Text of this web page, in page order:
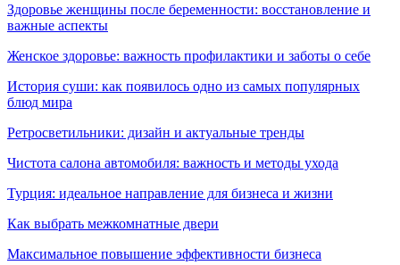
Здоровье женщины после беременности: восстановление и
важные аспекты
Женское здоровье: важность профилактики и заботы о себе
История суши: как появилось одно из самых популярных
блюд мира
Ретросветильники: дизайн и актуальные тренды
Чистота салона автомобиля: важность и методы ухода
Турция: идеальное направление для бизнеса и жизни
Как выбрать межкомнатные двери
Максимальное повышение эффективности бизнеса